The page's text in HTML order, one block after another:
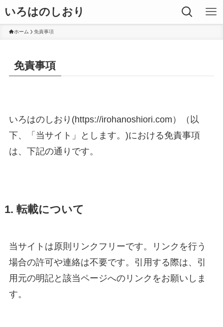
いろはのしおり
ホーム 免責事項
免責事項
いろはのしおり(https://irohanoshiori.com）（以
下、「当サイト」とします。)における免責事項
は、下記の通りです。
1. 転載について
当サイトは原則リンクフリーです。リンクを行う
場合の許可や連絡は不要です。引用する際は、引
用元の明記と該当ページへのリンクをお願いしま
す。